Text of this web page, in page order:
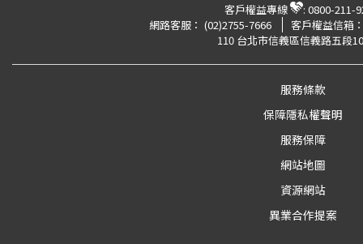
客戶權益專線 : 0800-211-
網路客服： (02)2755-7666
客戶權益信箱
110 台北市信義區信義路五段
服務條款
保障隱私權聲明
服務保障
網站地圖
資源網站
異業合作提案